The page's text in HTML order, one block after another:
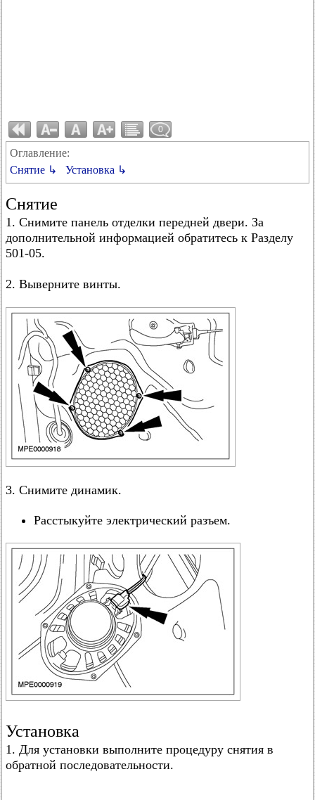
0
Оглавление:
Снятие ↳
Установка ↳
Снятие
1. Снимите панель отделки передней двери. За
дополнительной информацией обратитесь к Разделу
501-05.
2. Выверните винты.
3. Снимите динамик.
Расстыкуйте электрический разъем.
Установка
1. Для установки выполните процедуру снятия в
обратной последовательности.